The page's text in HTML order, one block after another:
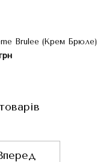
Brulee (Крем Брюле)